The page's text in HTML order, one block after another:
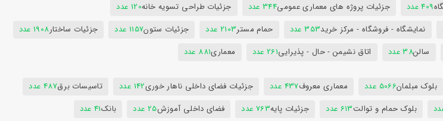
409 عدد جزئیات پروژه های معماری عمومی344 عدد جزئیات طراحی تسویه خانه120 عدد
نمایشگاه - فروشگاه - مرکز خرید353 عدد حمام مستر2103 عدد جزئیات ستون1157 عدد جزئیات ساختار1908 عدد
سالن38 عدد اتاق نشیمن - حال - پذیرایی261 عدد معماری881 عدد
بلوک مبلمان5066 عدد معماری معروف437 عدد جزئیات فضای داخلی ناهار خوری142 عدد تاسیسات برق487 عدد
بلوک حمام و توالت613 عدد جزئیات پایه763 عدد فضای داخلی آموزش25 عدد بانک41 عدد